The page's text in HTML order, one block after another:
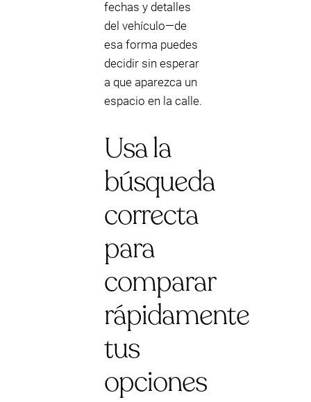
fechas y detalles
del vehículo—de
esa forma puedes
decidir sin esperar
a que aparezca un
espacio en la calle.
Usa la
búsqueda
correcta
para
comparar
rápidamente
tus
opciones